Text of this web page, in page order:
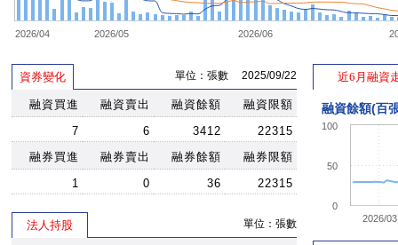
2026/04 2026/05 2026/06
資券變化 單位：張數 2025/09/22
融資買進 融資賣出 融資餘額
融資限額
7
6 3412
22315
融券買進
融券賣出 融券餘額
融券限額
1
0 36 22315
法人持股 單位：張數
近6月融資
融資餘額(百
2026/03
0
50
100